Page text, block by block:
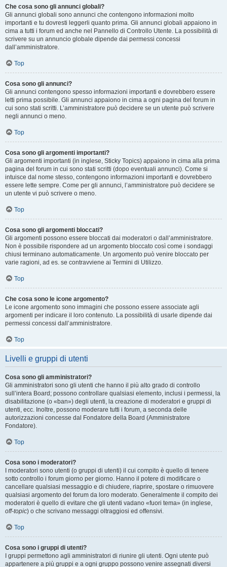
Che cosa sono gli annunci globali?
Gli annunci globali sono annunci che contengono informazioni molto
importanti e tu dovresti leggerli quanto prima. Gli annunci globali appaiono in
cima a tutti i forum ed anche nel Pannello di Controllo Utente. La possibilità di
scrivere su un annuncio globale dipende dai permessi concessi
dall’amministratore.
Top
Cosa sono gli annunci?
Gli annunci contengono spesso informazioni importanti e dovrebbero essere
letti prima possibile. Gli annunci appaiono in cima a ogni pagina del forum in
cui sono stati scritti. L’amministratore può decidere se un utente può scrivere
negli annunci o meno.
Top
Cosa sono gli argomenti importanti?
Gli argomenti importanti (in inglese, Sticky Topics) appaiono in cima alla prima
pagina del forum in cui sono stati scritti (dopo eventuali annunci). Come si
intuisce dal nome stesso, contengono informazioni importanti e dovrebbero
essere lette sempre. Come per gli annunci, l’amministratore può decidere se
un utente vi può scrivere o meno.
Top
Cosa sono gli argomenti bloccati?
Gli argomenti possono essere bloccati dai moderatori o dall’amministratore.
Non è possibile rispondere ad un argomento bloccato così come i sondaggi
chiusi terminano automaticamente. Un argomento può venire bloccato per
varie ragioni, ad es. se contravviene ai Termini di Utilizzo.
Top
Che cosa sono le icone argomento?
Le icone argomento sono immagini che possono essere associate agli
argomenti per indicare il loro contenuto. La possibilità di usarle dipende dai
permessi concessi dall’amministratore.
Top
Livelli e gruppi di utenti
Cosa sono gli amministratori?
Gli amministratori sono gli utenti che hanno il più alto grado di controllo
sull’intera Board; possono controllare qualsiasi elemento, inclusi i permessi, la
disabilitazione (o «ban») degli utenti, la creazione di moderatori e gruppi di
utenti, ecc. Inoltre, possono moderare tutti i forum, a seconda delle
autorizzazioni concesse dal Fondatore della Board (Amministratore
Fondatore).
Top
Cosa sono i moderatori?
I moderatori sono utenti (o gruppi di utenti) il cui compito è quello di tenere
sotto controllo i forum giorno per giorno. Hanno il potere di modificare o
cancellare qualsiasi messaggio e di chiudere, riaprire, spostare o rimuovere
qualsiasi argomento del forum da loro moderato. Generalmente il compito dei
moderatori è quello di evitare che gli utenti vadano «fuori tema» (in inglese,
off-topic) o che scrivano messaggi oltraggiosi ed offensivi.
Top
Cosa sono i gruppi di utenti?
I gruppi permettono agli amministratori di riunire gli utenti. Ogni utente può
appartenere a più gruppi e a ogni gruppo possono venire assegnati diversi